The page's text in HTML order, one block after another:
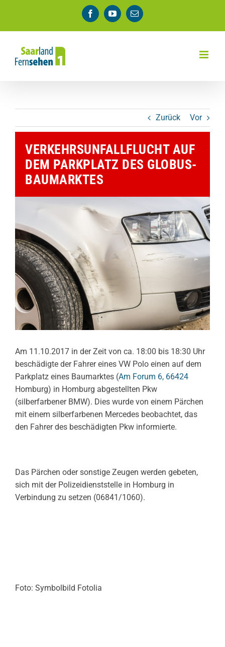
springen
FacebookYouTube
E-
Mail
Zurück Vor
VERKEHRSUNFALLFLUCHT AUF
DEM PARKPLATZ DES GLOBUS-
BAUMARKTES
Am 11.10.2017 in der Zeit von ca. 18:00 bis 18:30 Uhr
beschädigte der Fahrer eines VW Polo einen auf dem
Parkplatz eines Baumarktes (Am Forum 6, 66424
Homburg) in Homburg abgestellten Pkw
(silberfarbener BMW). Dies wurde von einem Pärchen
mit einem silberfarbenen Mercedes beobachtet, das
den Fahrer des beschädigten Pkw informierte.
Das Pärchen oder sonstige Zeugen werden gebeten,
sich mit der Polizeidienststelle in Homburg in
Verbindung zu setzen (06841/1060).
Foto: Symbolbild Fotolia